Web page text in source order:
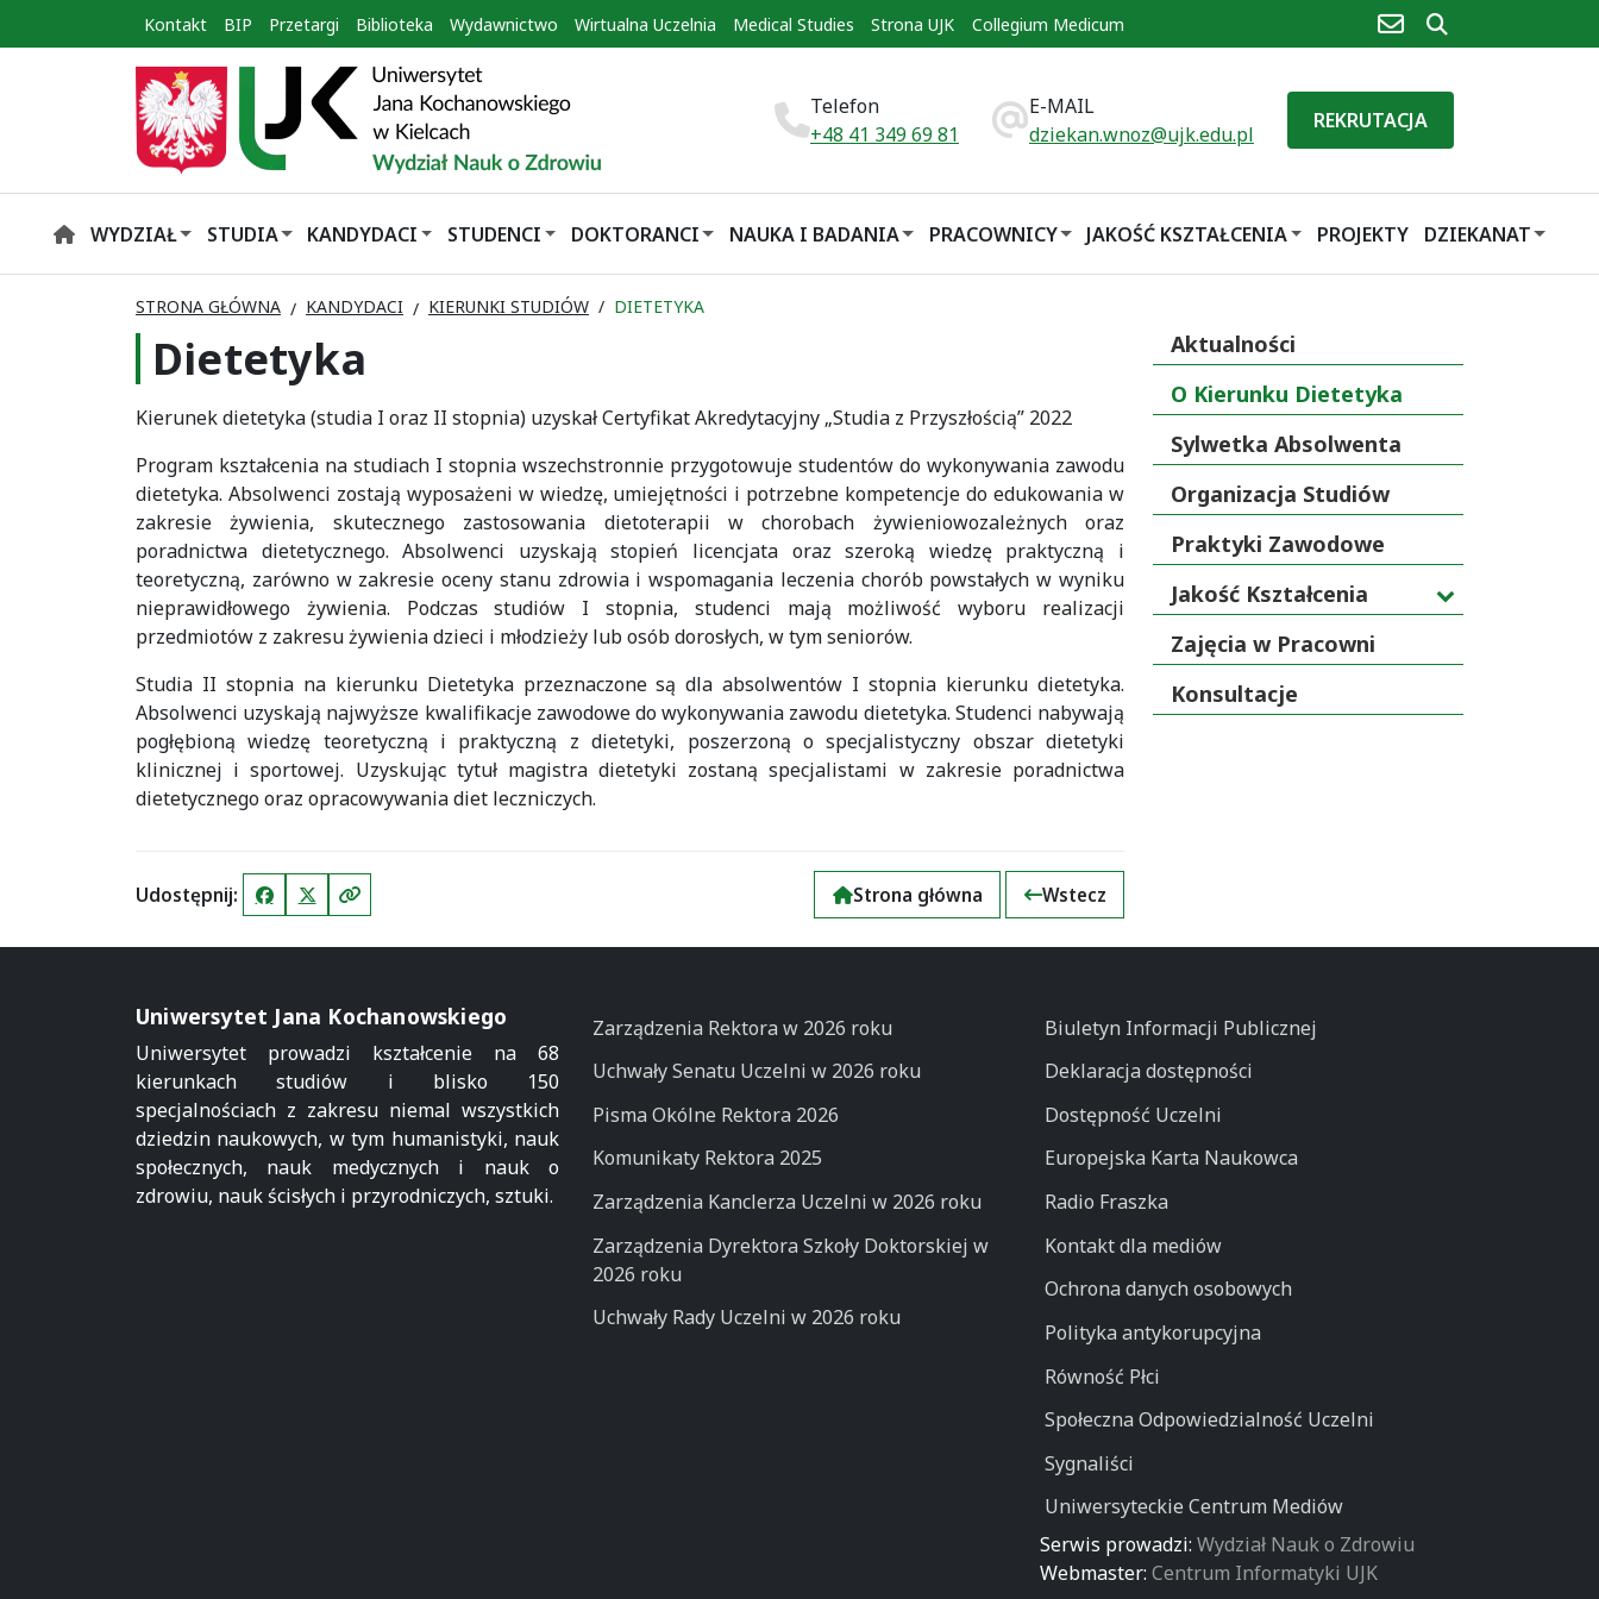
Kontakt BIP Przetargi Biblioteka Wydawnictwo Wirtualna Uczelnia Medical Studies Strona UJK Collegium Medicum poczta
Telefon
+48 41 349 69 81
E-MAIL
dziekan.wnoz@ujk.edu.pl
REKRUTACJA
HOMEWYDZIAŁ STUDIA KANDYDACI STUDENCI DOKTORANCI NAUKA I BADANIA PRACOWNICY JAKOŚĆ KSZTAŁCENIA PROJEKTY DZIEKANAT
STRONA GŁÓWNA KANDYDACI KIERUNKI STUDIÓW DIETETYKA
Dietetyka
Kierunek dietetyka (studia I oraz II stopnia) uzyskał Certyfikat Akredytacyjny „Studia z Przyszłością” 2022
Program kształcenia na studiach I stopnia wszechstronnie przygotowuje studentów do wykonywania zawodu
dietetyka. Absolwenci zostają wyposażeni w wiedzę, umiejętności i potrzebne kompetencje do edukowania w
zakresie żywienia, skutecznego zastosowania dietoterapii w chorobach żywieniowozależnych oraz
poradnictwa dietetycznego. Absolwenci uzyskają stopień licencjata oraz szeroką wiedzę praktyczną i
teoretyczną, zarówno w zakresie oceny stanu zdrowia i wspomagania leczenia chorób powstałych w wyniku
nieprawidłowego żywienia. Podczas studiów I stopnia, studenci mają możliwość wyboru realizacji
przedmiotów z zakresu żywienia dzieci i młodzieży lub osób dorosłych, w tym seniorów.
Studia II stopnia na kierunku Dietetyka przeznaczone są dla absolwentów I stopnia kierunku dietetyka.
Absolwenci uzyskają najwyższe kwalifikacje zawodowe do wykonywania zawodu dietetyka. Studenci nabywają
pogłębioną wiedzę teoretyczną i praktyczną z dietetyki, poszerzoną o specjalistyczny obszar dietetyki
klinicznej i sportowej. Uzyskując tytuł magistra dietetyki zostaną specjalistami w zakresie poradnictwa
dietetycznego oraz opracowywania diet leczniczych.
Udostępnij: FacebookX (Twitter)Kopiuj link Strona główna Wstecz
Aktualności
O Kierunku Dietetyka
Sylwetka Absolwenta
Organizacja Studiów
Praktyki Zawodowe
Jakość Kształcenia
Zajęcia w Pracowni
Konsultacje
Uniwersytet Jana Kochanowskiego
Uniwersytet prowadzi kształcenie na 68
kierunkach studiów i blisko 150
specjalnościach z zakresu niemal wszystkich
dziedzin naukowych, w tym humanistyki, nauk
społecznych, nauk medycznych i nauk o
zdrowiu, nauk ścisłych i przyrodniczych, sztuki.
Zarządzenia Rektora w 2026 roku
Uchwały Senatu Uczelni w 2026 roku
Pisma Okólne Rektora 2026
Komunikaty Rektora 2025
Zarządzenia Kanclerza Uczelni w 2026 roku
Zarządzenia Dyrektora Szkoły Doktorskiej w
2026 roku
Uchwały Rady Uczelni w 2026 roku
Biuletyn Informacji Publicznej
Deklaracja dostępności
Dostępność Uczelni
Europejska Karta Naukowca
Radio Fraszka
Kontakt dla mediów
Ochrona danych osobowych
Polityka antykorupcyjna
Równość Płci
Społeczna Odpowiedzialność Uczelni
Sygnaliści
Uniwersyteckie Centrum Mediów
Serwis prowadzi: Wydział Nauk o Zdrowiu
Webmaster: Centrum Informatyki UJK